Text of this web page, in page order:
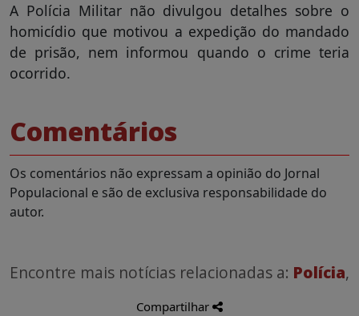
A Polícia Militar não divulgou detalhes sobre o
homicídio que motivou a expedição do mandado
de prisão, nem informou quando o crime teria
ocorrido.
Comentários
Os comentários não expressam a opinião do Jornal
Populacional e são de exclusiva responsabilidade do
autor.
Encontre mais notícias relacionadas a: Polícia,
Compartilhar